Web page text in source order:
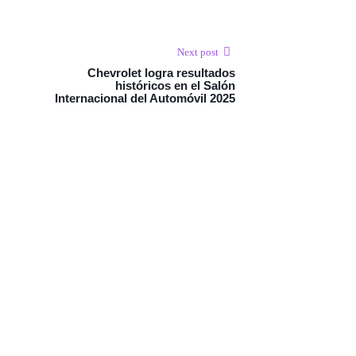
Next post
Chevrolet logra resultados
históricos en el Salón
Internacional del Automóvil 2025